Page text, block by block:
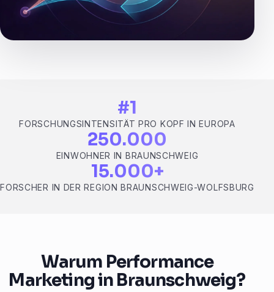
#1
FORSCHUNGSINTENSITÄT PRO KOPF IN EUROPA
250.000
EINWOHNER IN BRAUNSCHWEIG
15.000+
FORSCHER IN DER REGION BRAUNSCHWEIG-WOLFSBURG
Warum Performance
Marketing in Braunschweig?